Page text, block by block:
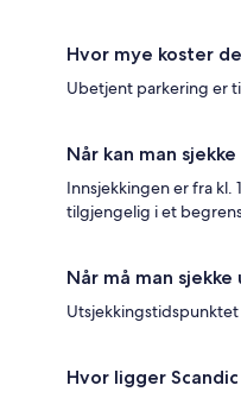
Hvor mye koster
Ubetjent parkering er
Når kan man
Innsjekkingen er fra kl.
tilgjengelig i et
Når må man sjekke
Utsjekkingstidspunktet
Hvor ligger